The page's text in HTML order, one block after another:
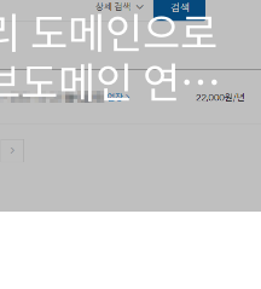
도메인으로
도메인 연결
이즈 호스